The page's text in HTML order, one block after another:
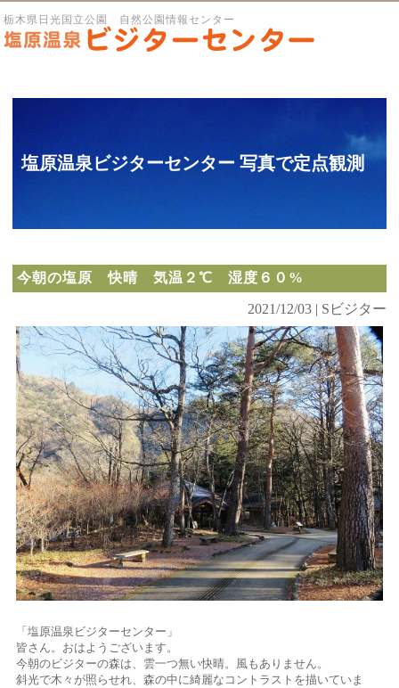
栃木県日光国立公園 自然公園情報センター
塩原温泉ビジターセンター 写真で定点観測
今朝の塩原 快晴 気温２℃ 湿度６０%
2021/12/03 | Sビジター
「塩原温泉ビジターセンター」
皆さん。おはようございます。
今朝のビジターの森は、雲一つ無い快晴。風もありません。
斜光で木々が照らせれ、森の中に綺麗なコントラストを描いていま